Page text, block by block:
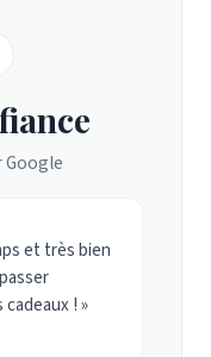
et très bien
! »